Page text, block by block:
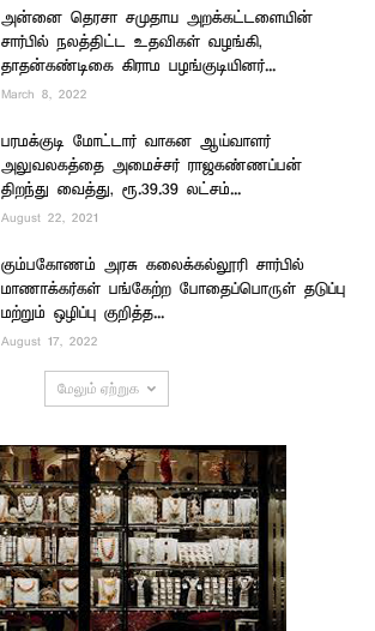
அன்னை தெரசா சமுதாய அறக்கட்டளையின்
சார்பில் நலத்திட்ட உதவிகள் வழங்கி,
தாதன்கண்டிகை கிராம பழங்குடியினர்...
March 8, 2022
பரமக்குடி மோட்டார் வாகன ஆய்வாளர்
அலுவலகத்தை அமைச்சர் ராஜகண்ணப்பன்
திறந்து வைத்து, ரூ.39.39 லட்சம்...
August 22, 2021
கும்பகோணம் அரசு கலைக்கல்லூரி சார்பில்
மாணாக்கர்கள் பங்கேற்ற போதைப்பொருள் தடுப்பு
மற்றும் ஒழிப்பு குறித்த...
August 17, 2022
மேலும் ஏற்றுக